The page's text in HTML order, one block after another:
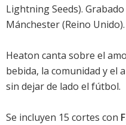
Lightning Seeds).
Mánchester (Reino Unido).
Heaton canta sobre el
bebida, la comunidad y el
sin dejar de lado el fútbol.
Se incluyen 15 cortes con